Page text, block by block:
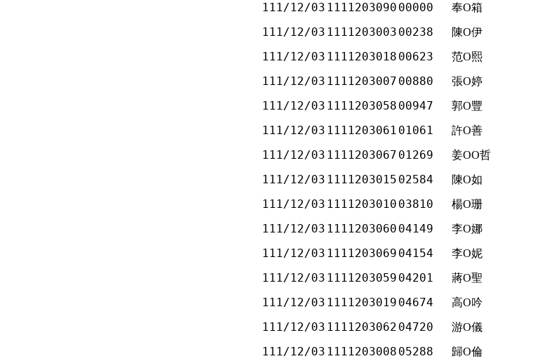
111/12/03 1111203090 00000 奉O箱
111/12/03 1111203003 00238 陳O伊
111/12/03 1111203018 00623 范O熙
111/12/03 1111203007 00880 張O婷
111/12/03 1111203058 00947 郭O豐
111/12/03 1111203061 01061 許O善
111/12/03 1111203067 01269 姜OO哲
111/12/03 1111203015 02584 陳O如
111/12/03 1111203010 03810 楊O珊
111/12/03 1111203060 04149 李O娜
111/12/03 1111203069 04154 李O妮
111/12/03 1111203059 04201 蔣O聖
111/12/03 1111203019 04674 高O吟
111/12/03 1111203062 04720 游O儀
111/12/03 1111203008 05288 歸O倫